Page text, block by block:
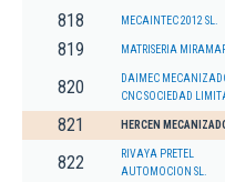
818 MECAINTEC 2012 SL.
819 MATRISERIA MIRAMAR
820
DAIMEC
CNC SOCIEDAD
821 HERCEN
822
RIVAYA PRETEL
AUTOMOCION SL.